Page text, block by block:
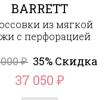
BARRETT
из мягкой
с перфорацией
₽ 35% Скидка
37 050 ₽